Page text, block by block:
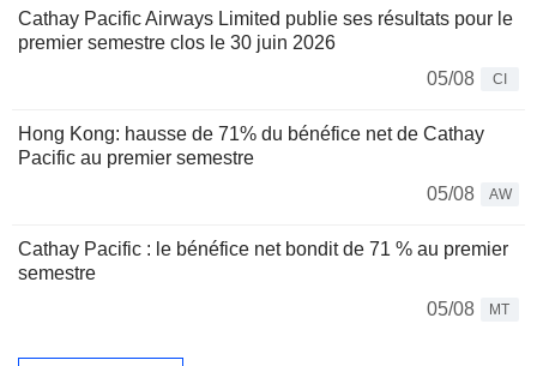
Cathay Pacific Airways Limited publie ses résultats pour le
premier semestre clos le 30 juin 2026
05/08
CI
Hong Kong: hausse de 71% du bénéfice net de Cathay
Pacific au premier semestre
05/08
AW
Cathay Pacific : le bénéfice net bondit de 71 % au premier
semestre
05/08
MT